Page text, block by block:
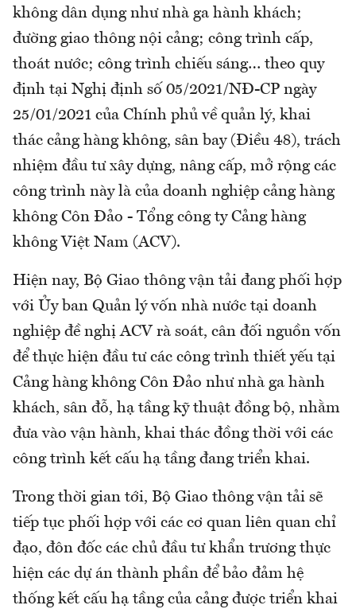
không dân dụng như nhà ga hành khách;
đường giao thông nội cảng; công trình cấp,
thoát nước; công trình chiếu sáng… theo quy
định tại Nghị định số 05/2021/NĐ-CP ngày
25/01/2021 của Chính phủ về quản lý, khai
thác cảng hàng không, sân bay (Điều 48), trách
nhiệm đầu tư xây dựng, nâng cấp, mở rộng các
công trình này là của doanh nghiệp cảng hàng
không Côn Đảo - Tổng công ty Cảng hàng
không Việt Nam (ACV).
Hiện nay, Bộ Giao thông vận tải đang phối hợp
với Ủy ban Quản lý vốn nhà nước tại doanh
nghiệp đề nghị ACV rà soát, cân đối nguồn vốn
để thực hiện đầu tư các công trình thiết yếu tại
Cảng hàng không Côn Đảo như nhà ga hành
khách, sân đỗ, hạ tầng kỹ thuật đồng bộ, nhằm
đưa vào vận hành, khai thác đồng thời với các
công trình kết cấu hạ tầng đang triển khai.
Trong thời gian tới, Bộ Giao thông vận tải sẽ
tiếp tục phối hợp với các cơ quan liên quan chỉ
đạo, đôn đốc các chủ đầu tư khẩn trương thực
hiện các dự án thành phần để bảo đảm hệ
thống kết cấu hạ tầng của cảng được triển khai